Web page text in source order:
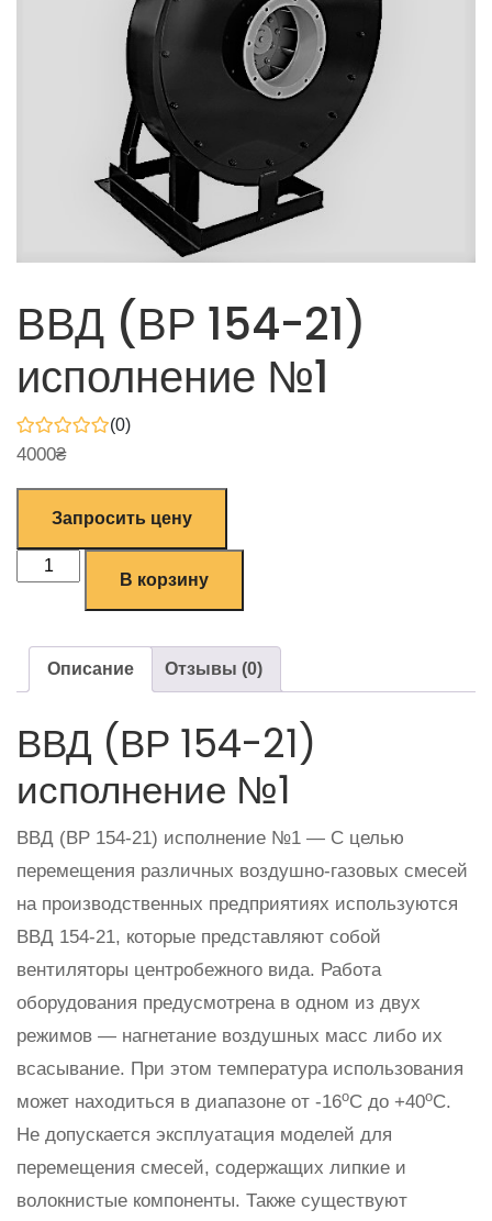
ВВД (ВР 154-21)
исполнение №1
(0)
4000₴
Запросить цену
В корзину
Описание Отзывы (0)
ВВД (ВР 154-21)
исполнение №1
ВВД (ВР 154-21) исполнение №1 — С целью
перемещения различных воздушно-газовых смесей
на производственных предприятиях используются
ВВД 154-21, которые представляют собой
вентиляторы центробежного вида. Работа
оборудования предусмотрена в одном из двух
режимов — нагнетание воздушных масс либо их
всасывание. При этом температура использования
может находиться в диапазоне от -16оС до +40оС.
Не допускается эксплуатация моделей для
перемещения смесей, содержащих липкие и
волокнистые компоненты. Также существуют